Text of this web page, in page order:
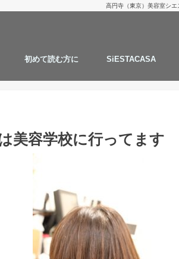
高円寺（東京）美容室シ
初めて読む方に SiESTACASA
お客様からのご質問
タカツグの１日
スタッフの髪型
仕事の流儀
にしざわ たかつぐ
美容学校に行ってます